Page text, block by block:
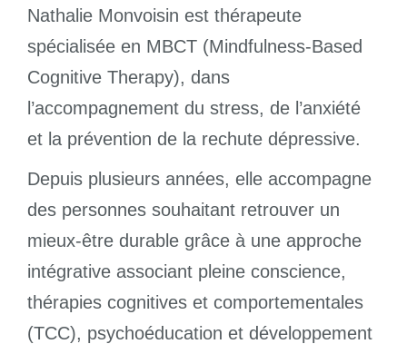
Nathalie Monvoisin est thérapeute
spécialisée en MBCT (Mindfulness-Based
Cognitive Therapy), dans
l’accompagnement du stress, de l’anxiété
et la prévention de la rechute dépressive.
Depuis plusieurs années, elle accompagne
des personnes souhaitant retrouver un
mieux-être durable grâce à une approche
intégrative associant pleine conscience,
thérapies cognitives et comportementales
(TCC), psychoéducation et développement